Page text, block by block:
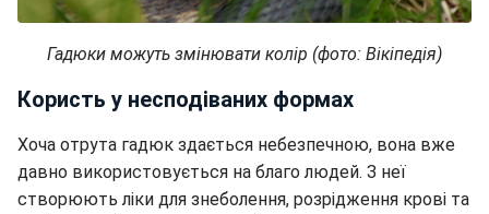
Гадюки можуть змінювати колір (фото: Вікіпедія)
Користь у несподіваних формах
Хоча отрута гадюк здається небезпечною, вона вже
давно використовується на благо людей. З неї
створюють ліки для знеболення, розрідження крові та